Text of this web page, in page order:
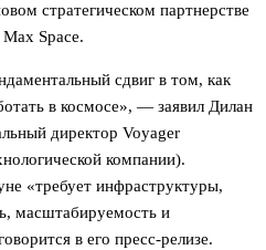
стратегическом партнерстве
Space.
сдвиг в том, как
в космосе», — заявил Дилан
директор Voyager
компании).
«требует инфраструктуры,
масштабируемость и
в его пресс-релизе.